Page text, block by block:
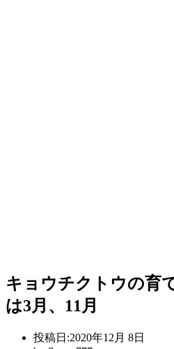
キョウチクトウの育
は3月、11月
投稿日:2020年12月 8日